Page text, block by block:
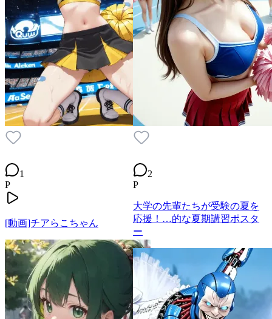
1
P
[動画]チアらこちゃん
2
P
大学の先輩たちが受験の夏を
応援！…的な夏期講習ポスタ
ー